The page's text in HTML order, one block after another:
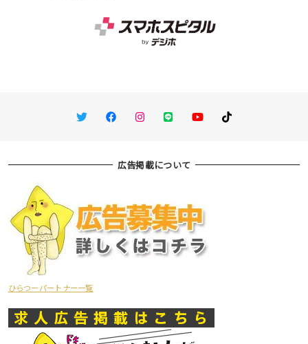
TwitterFacebookInstagram
LINE You TubeTikTok
広告掲載について
ひらつーパートナー一覧